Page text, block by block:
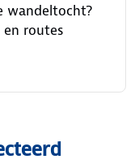
wandeltocht?
en routes